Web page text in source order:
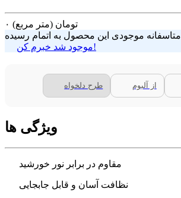
۰ تومان (متر مربع)
متاسفانه موجودی این محصول به اتمام رسیده
موجود شد خبرم کن!
طرح دلخواه از آلبوم
ویژگی ها
مقاوم در برابر نور خورشید
نظافت آسان و قابل جابجایی